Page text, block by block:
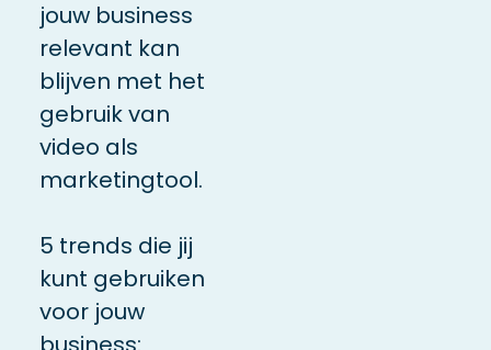
jouw business
relevant kan
blijven met het
gebruik van
video als
marketingtool.
5 trends die jij
kunt gebruiken
voor jouw